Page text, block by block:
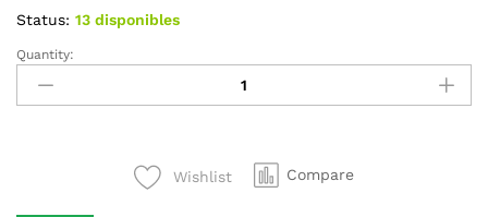
Status: 13 disponibles
Chocolate
Corona
x200Gr
Quantity:
Wishlist Compare